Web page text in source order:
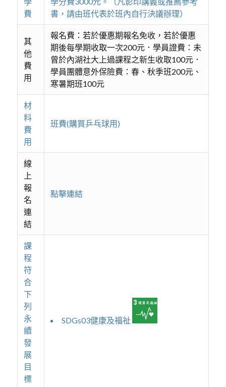
費
書，請由班代表於班內自行決議辦理）
其
他
費
用
報名費：若於優惠期報名免收，若於優惠
期後每學期收取一次200元．學員證費：未
曾於內湖社大上過課程之新生收取100元．
學員團體意外保險費：春、秋季班200元、
寒暑期班100元
材
料
費
用
班費(購買乒乓球用)
線
上
報
名
連
結
點擊連結
課
程
符
合
下
列
永
續
發
展
目
標
SDGs03健康及福祉